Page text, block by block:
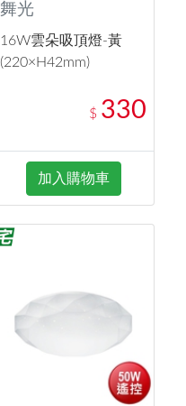
舞光
16W雲朵吸頂燈-黃
(220×H42mm)
$ 330
加入購物車